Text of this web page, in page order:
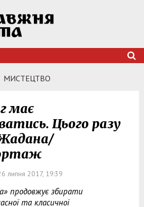
МИСТЕЦТВО
має
Цього разу
липня 2017, 19:39
продовжує збирати
та класичної